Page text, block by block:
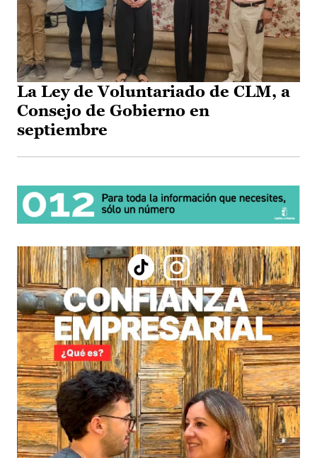
La Ley de Voluntariado de CLM, a
Consejo de Gobierno en
septiembre